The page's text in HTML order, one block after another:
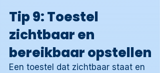
Tip 9: Toestel
zichtbaar en
bereikbaar opstellen
Een toestel dat zichtbaar staat en